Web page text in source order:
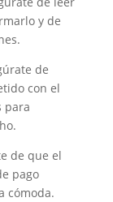
y de
de
con el
para
de que el
pago
cómoda.